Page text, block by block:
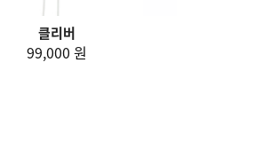
클리버
99,000 원